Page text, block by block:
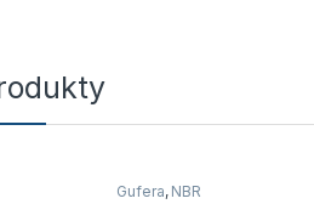
Gufera, NBR